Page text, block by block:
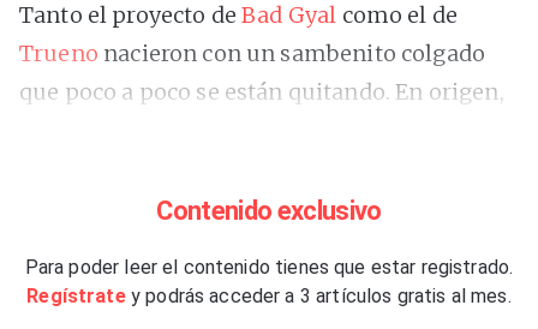
Tanto el proyecto deBad Gyal como el de
Trueno nacieron con un sambenito colgado
que poco a poco se están quitando. En origen,
le va ni le viene, pero siempre ha dejado claro
segundo, las letras de aquel le suelen resultar
Contenido exclusivo
Para poder leer el contenido tienes que estar registrado.
Regístrate y podrás acceder a 3 artículos gratis al mes.